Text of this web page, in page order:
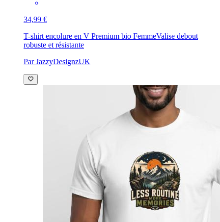
34,99 €
T-shirt encolure en V Premium bio FemmeValise debout
robuste et résistante
Par JazzyDesignzUK